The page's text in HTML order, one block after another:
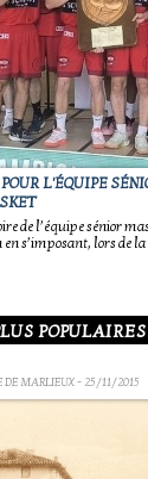
L'ÉQUIPE
de l’équipe sénior
s’imposant, lors de la
DE MARLIEUX- 25/11/2015